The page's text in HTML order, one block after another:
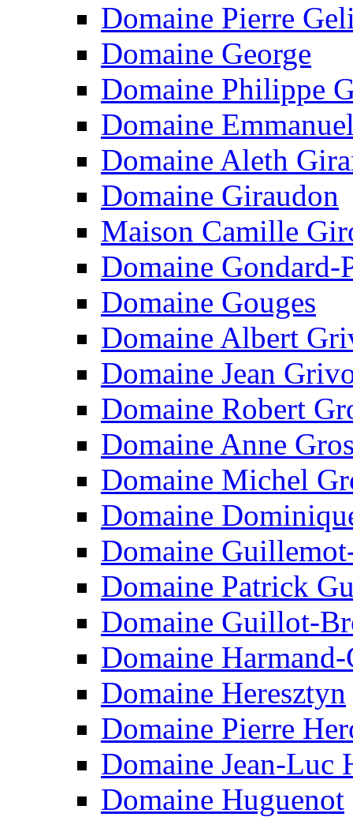
Domaine Pierre
Domaine George
Domaine Philippe
Domaine
Domaine Aleth
Domaine Giraudon
Maison Camille
Domaine Gondard-
Domaine Gouges
Domaine Albert
Domaine Jean
Domaine Robert
Domaine Anne
Domaine Michel
Domaine
Domaine
Domaine Patrick
Domaine Guillot-
Domaine
Domaine Heresztyn
Domaine Pierre
Domaine Jean-Luc
Domaine Huguenot